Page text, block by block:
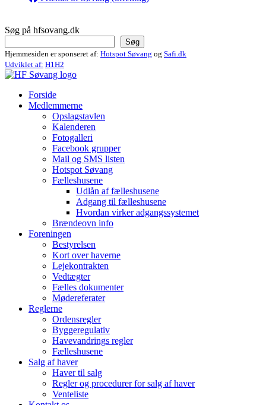
Søg på hfsovang.dk
Søg
Hjemmesiden er sponseret af: Hotspot Søvang og Safi.dk
Udviklet af: H1H2
Forside
Medlemmerne
Opslagstavlen
Kalenderen
Fotogalleri
Facebook grupper
Mail og SMS listen
Hotspot Søvang
Fælleshusene
Udlån af fælleshusene
Adgang til fælleshusene
Hvordan virker adgangssystemet
Brændeovn info
Foreningen
Bestyrelsen
Kort over haverne
Lejekontrakten
Vedtægter
Fælles dokumenter
Mødereferater
Reglerne
Ordensregler
Byggeregulativ
Havevandrings regler
Fælleshusene
Salg af haver
Haver til salg
Regler og procedurer for salg af haver
Venteliste